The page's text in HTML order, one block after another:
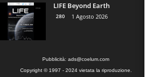
LIFE Beyond Earth
280 1 Agosto 2026
Pubblicità: ads@coelum.com
Copyright © 1997 - 2024 vietata la riproduzione.